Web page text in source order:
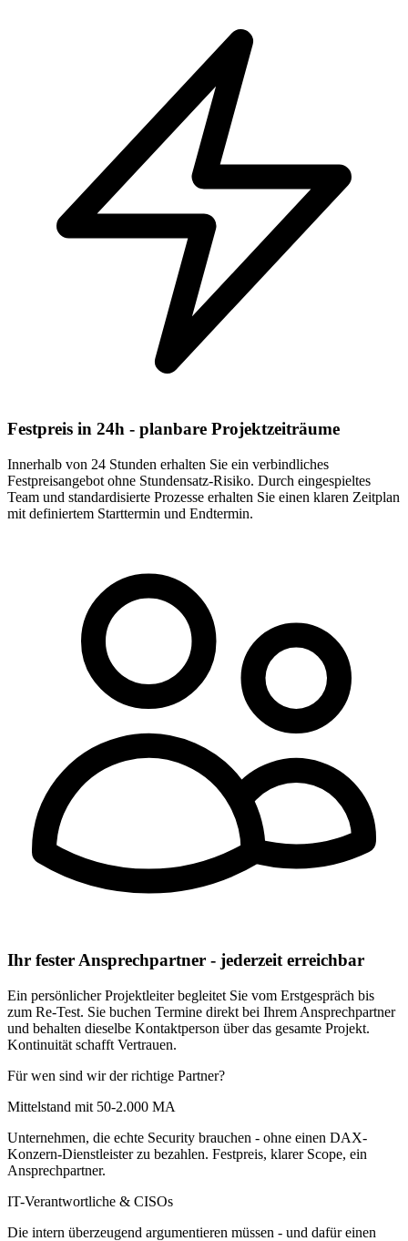
Festpreis in 24h - planbare Projektzeiträume
Innerhalb von 24 Stunden erhalten Sie ein verbindliches
Festpreisangebot ohne Stundensatz-Risiko. Durch eingespieltes
Team und standardisierte Prozesse erhalten Sie einen klaren Zeitplan
mit definiertem Starttermin und Endtermin.
Ihr fester Ansprechpartner - jederzeit erreichbar
Ein persönlicher Projektleiter begleitet Sie vom Erstgespräch bis
zum Re-Test. Sie buchen Termine direkt bei Ihrem Ansprechpartner
und behalten dieselbe Kontaktperson über das gesamte Projekt.
Kontinuität schafft Vertrauen.
Für wen sind wir der richtige Partner?
Mittelstand mit 50-2.000 MA
Unternehmen, die echte Security brauchen - ohne einen DAX-
Konzern-Dienstleister zu bezahlen. Festpreis, klarer Scope, ein
Ansprechpartner.
IT-Verantwortliche & CISOs
Die intern überzeugend argumentieren müssen - und dafür einen